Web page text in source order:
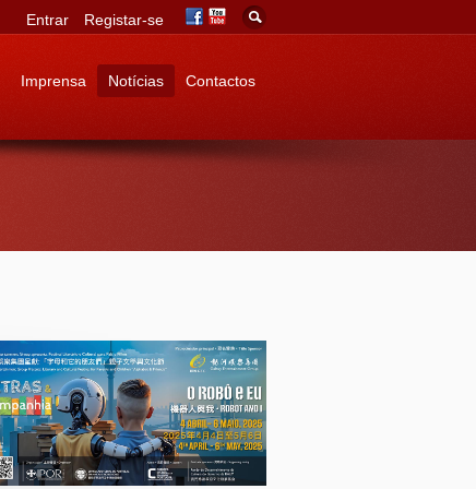
Imprensa Notícias Contactos
Entrar Registar-se